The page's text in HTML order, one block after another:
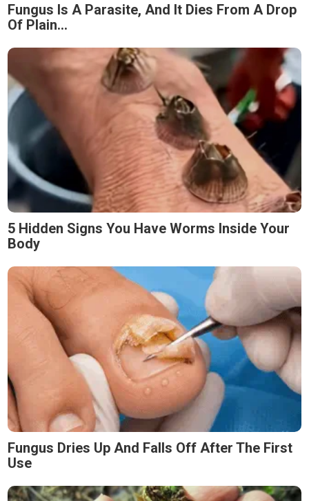
Fungus Is A Parasite, And It Dies From A Drop
Of Plain...
5 Hidden Signs You Have Worms Inside Your
Body
Fungus Dries Up And Falls Off After The First
Use